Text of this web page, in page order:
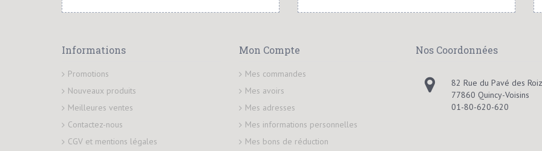
Informations
Promotions
Nouveaux produits
Meilleures ventes
Contactez-nous
CGV et mentions légales
Mon Compte
Mes commandes
Mes avoirs
Mes adresses
Mes informations personnelles
Mes bons de réduction
Nos Coordonnées
82 Rue du Pavé des
77860 Quincy-Voisins
01-80-620-620